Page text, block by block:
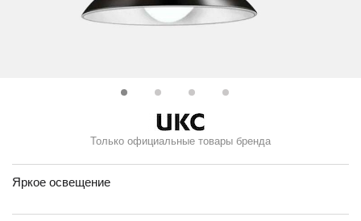
Только официальные товары бренда
Яркое освещение